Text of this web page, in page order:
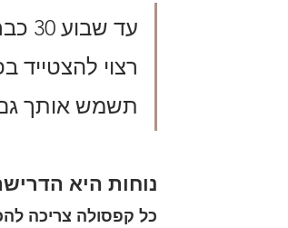
עד שבוע 30 כבר רוב הקפסולה צריכה להיות מוכנה.
רצוי להצטייד
תשמש אותך
נוחות היא
כל קפסולה צריכה